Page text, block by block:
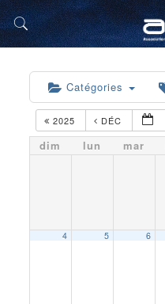
Catégories
2025 DÉC
dim lun mar
4 5 6